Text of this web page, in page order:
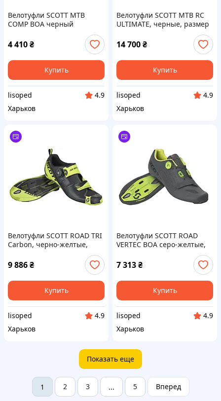
Велотуфли SCOTT MTB
COMP BOA черный
матовый/ серый, размер 42
4 410₴
Купить
lisoped
4.9
Харьков
Велотуфли SCOTT MTB RC
ULTIMATE, черные, размер
14 700₴
Купить
lisoped
4.9
Харьков
Велотуфли SCOTT ROAD TRI
Carbon, черно-желтые,
9 886₴
Купить
lisoped
4.9
Харьков
Велотуфли SCOTT ROAD
VERTEC BOA серо-желтые,
7 313₴
Купить
lisoped
4.9
Харьков
Показать еще
1 2 3 ... 5 Вперед